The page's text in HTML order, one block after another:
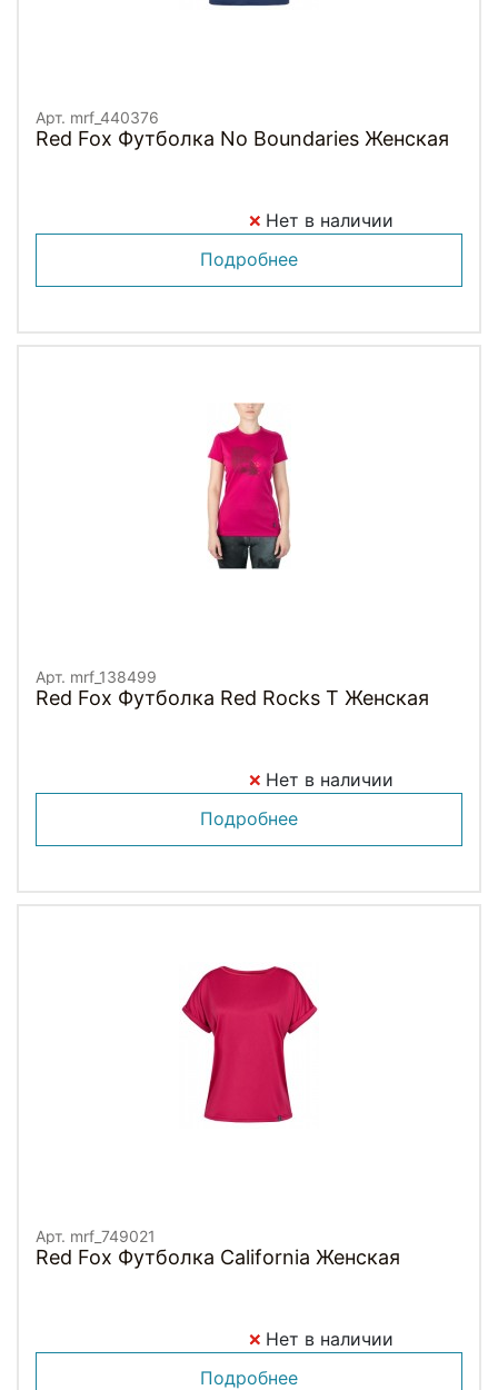
Арт. mrf_440376
Red Fox Футболка No Boundaries Женская
Нет в наличии
Подробнее
Арт. mrf_138499
Red Fox Футболка Red Rocks T Женская
Нет в наличии
Подробнее
Арт. mrf_749021
Red Fox Футболка California Женская
Нет в наличии
Подробнее